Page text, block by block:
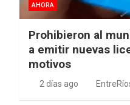
AHORA
Prohibieron al
a emitir nuevas
motivos
2 días ago